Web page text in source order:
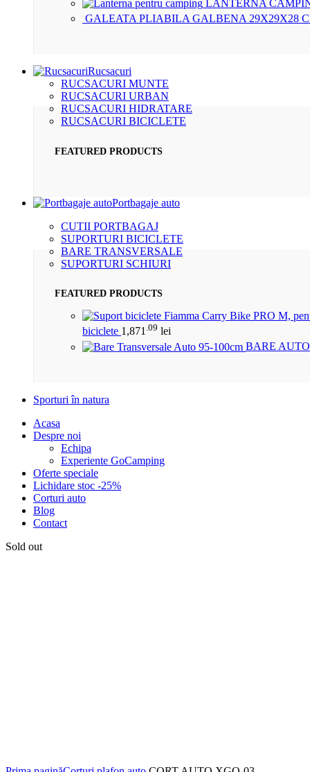
LANTERNA
GALEATA PLIABILA GALBENA 29X29X28
Rucsacuri
RUCSACURI MUNTE
RUCSACURI URBAN
RUCSACURI HIDRATARE
RUCSACURI BICICLETE
FEATURED PRODUCTS
Portbagaje auto
CUTII PORTBAGAJ
SUPORTURI BICICLETE
BARE TRANSVERSALE
SUPORTURI SCHIURI
FEATURED PRODUCTS
biciclete 1,871 .09 lei
BARE
Sporturi în natura
Acasa
Despre noi
Echipa
Experiente GoCamping
Oferte speciale
Lichidare stoc -25%
Corturi auto
Blog
Contact
Sold out